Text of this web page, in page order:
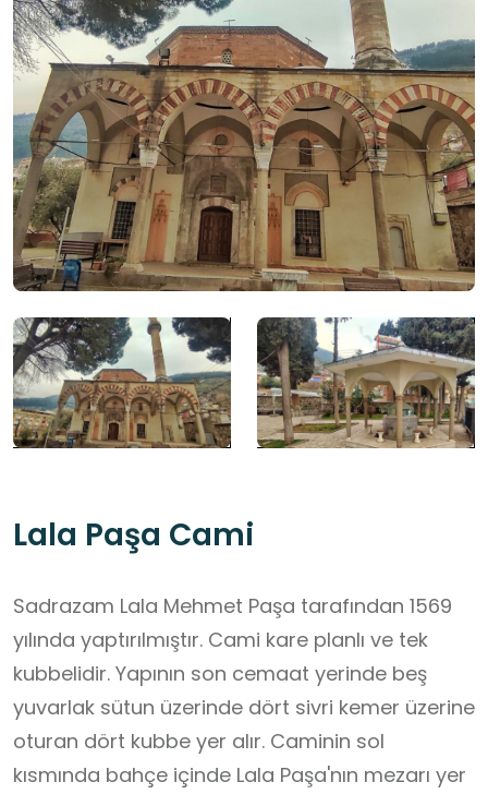
Lala Paşa Cami
Sadrazam Lala Mehmet Paşa tarafından 1569
yılında yaptırılmıştır. Cami kare planlı ve tek
kubbelidir. Yapının son cemaat yerinde beş
yuvarlak sütun üzerinde dört sivri kemer üzerine
oturan dört kubbe yer alır. Caminin sol
kısmında bahçe içinde Lala Paşa'nın mezarı yer